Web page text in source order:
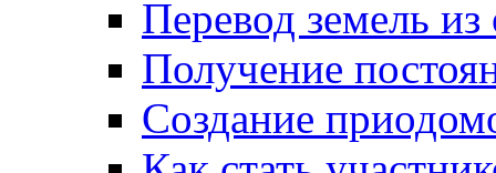
Перевод земель
Получение
Создание